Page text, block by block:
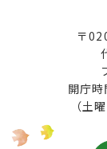
〒
開庁
（土